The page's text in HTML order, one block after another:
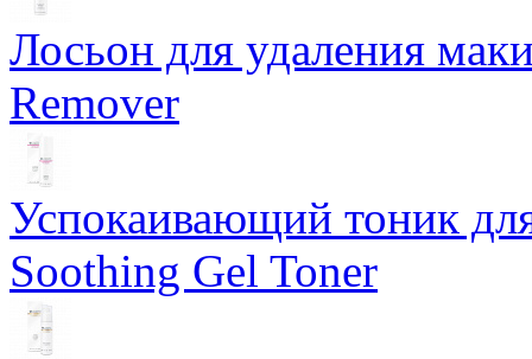
Лосьон для удаления
Remover
Успокаивающий тоник
Soothing Gel Toner